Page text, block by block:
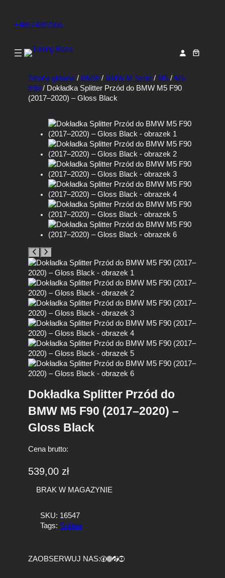
+48574397555
Strona główna / BMW / BMW M Serie / M5 / M5
F90 / Dokładka Splitter Przód do BMW M5 F90
(2017–2020) – Gloss Black
Dokładka Splitter Przód do
BMW M5 F90 (2017–2020) –
Gloss Black
Cena brutto:
539,00 zł
BRAK W MAGAZYNIE
SKU: 16547
Tags: Splitter
ZAOBSERWUJ NAS:Facebook https://www.instagram.com/tuningbaza.pl https://www.tiktok.com/@tuningbaza.pl YouTube